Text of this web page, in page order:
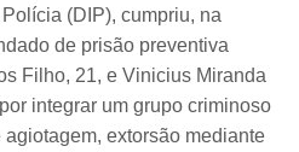
(DIP), cumpriu, na
de prisão preventiva
Filho, 21, e Vinicius Miranda
integrar um grupo criminoso
extorsão mediante